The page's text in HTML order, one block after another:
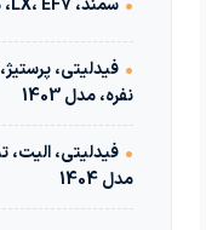
• سمند، LX، EF7، مدل 1393
•
نفره، مدل 1403
•
مدل 1404